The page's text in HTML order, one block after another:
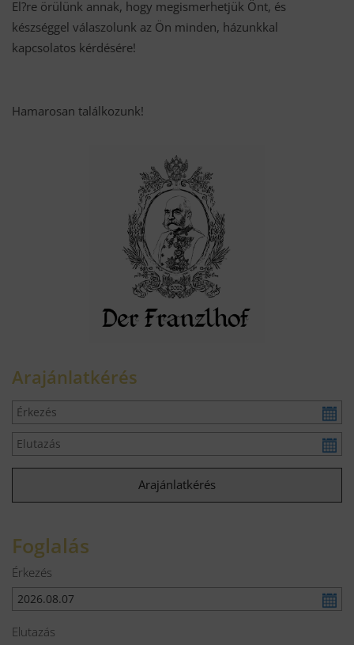
El?re örülünk annak, hogy megismerhetjük Önt, és
készséggel válaszolunk az Ön minden, házunkkal
kapcsolatos kérdésére!
Hamarosan találkozunk!
Arajánlatkérés
Foglalás
Érkezés
Elutazás